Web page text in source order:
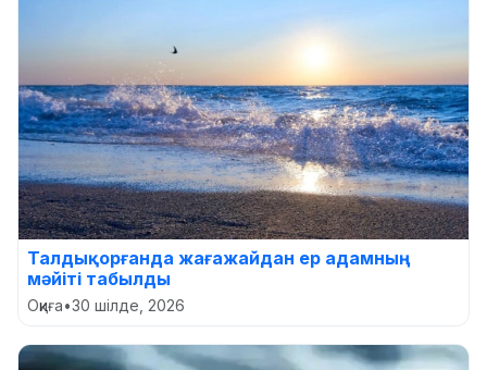
Талдықорғанда жағажайдан ер адамның
мәйіті табылды
Оқиға•30 шілде, 2026